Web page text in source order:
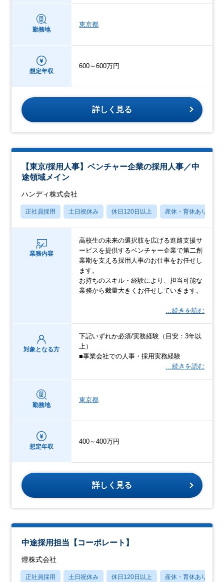
勤務地
東京都
想定年収
600～600万円
詳しく見る
【東京/採用人事】ベンチャー企業の採用人事／中
途領域メイン
ハンディ株式会社
正社員採用 土日祝休み 休日120日以上 産休・育休あり
業務内容
高校生の未来の選択肢を広げる進路支援サ
ービスを提供するベンチャー企業で第二創
業期を支える採用人事のお仕事をお任せし
ます。
お持ちのスキル・経験により、担当可能な
業務から裁量大きくお任せしていきます。
…続きを読む
対象となる方
下記いずれか必須/実務経験（目安：3年以
上）
■事業会社での人事・採用実務経験
…続きを読む
勤務地
東京都
想定年収
400～400万円
詳しく見る
中途採用担当【コーポレート】
燈株式会社
正社員採用 土日祝休み 休日120日以上 産休・育休あり